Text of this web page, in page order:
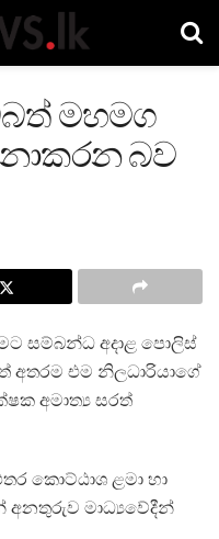
මහමග
බව
සම්බන්ධ අදාළ පොලිස්
අතරම එම නිලධාරියාගේ
අමාත්‍ය සරත්
කොට්ඨාශ ළමා හා
අනතුරුව මාධ්‍යවේදීන්